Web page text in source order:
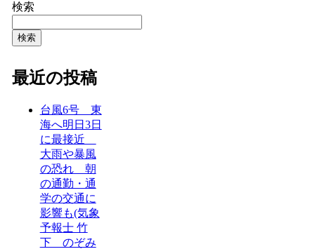
検索
検索
最近の投稿
台風6号 東
海へ明日3日
に最接近
大雨や暴風
の恐れ 朝
の通勤・通
学の交通に
影響も(気象
予報士 竹
下 のぞみ